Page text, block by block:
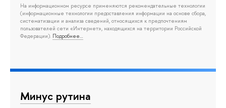
На информационном ресурсе применяются рекомендательные технологии
(информационные технологии предоставления информации на основе сбора,
систематизации и анализа сведений, относящихся к предпочтениям
пользователей сети «Интернет», находящихся на территории Российской
Федерации). Подробнее…
Минус рутина